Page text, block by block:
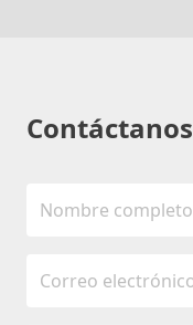
Contáctanos